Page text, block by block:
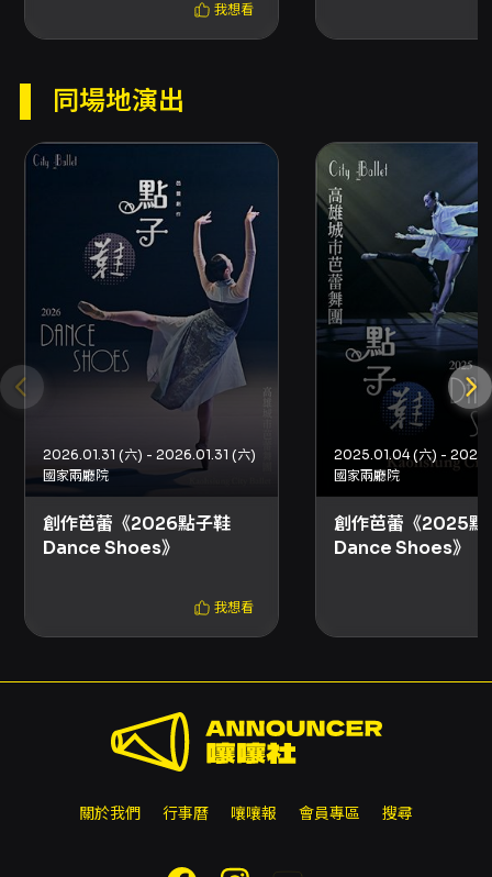
另一位編舞家戴鼎如:《地》分四個章節，闡述在
的叩問。
每一刻都在重複卻也都，不再回來。
（二）生活是土壤，餵養著死亡，圍牆裡無法擁
抱，但愛，還是能與光一同透進來。
（三）星辰與山海，見證大地繁忙地迎接新客
人，輪迴著沒有終點的終點，那是我們死後的早
晨。
（四）在偌大城市裡靜默地行走，在消逝中的風
景裡遺失座標，前行的人們只是過客。再見，你
大地，在反覆地循環裡，讓死亡哺育著生命。歷
史，沒有停滯並且不斷疊加，在我們大聲跳舞的
片刻裡，悄然改變。仔細傾聽在，山海間的訊
大地能量與滋養的過程中，它也讓我期待著，每
編舞家豐富的藝術思維與創意及舞者紮實的芭蕾
技巧，用肢體呈現出獨特的樣貌。
注意事項
我想看
同場地演出
2026.01.31 (六) - 2026.01.31 (六)
國家兩廳院
創作芭蕾《2026點子鞋
Dance Shoes》
我想看
2025.01.04 (六) -
國家兩廳院
創作芭蕾《2025點
Dance Shoes》
關於我們 行事曆 嚷嚷報 會員專區 搜尋